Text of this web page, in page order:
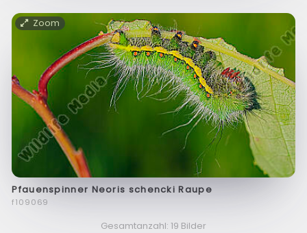
Zoom
Pfauenspinner Neoris schencki Raupe
f109069
Gesamtanzahl: 19 Bilder